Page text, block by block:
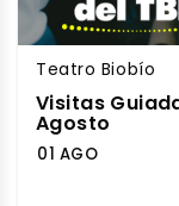
Teatro Biobío
Visitas
Agosto
01 AGO